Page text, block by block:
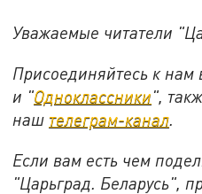
Уважаемые читатели
Присоединяйтесь к нам
и "Одноклассники",
наш телеграм-канал.
Если вам есть чем
"Царьград. Беларусь",